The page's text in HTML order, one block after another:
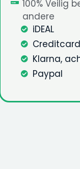
100% Veilig
andere
iDEAL
Creditcard
Klarna,
Paypal